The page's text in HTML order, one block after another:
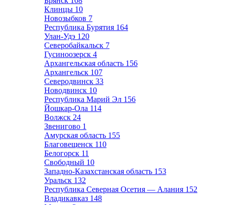
Клинцы 10
Новозыбков 7
Республика Бурятия 164
Улан-Удэ 120
Северобайкальск 7
Гусиноозерск 4
Архангельская область 156
Архангельск 107
Северодвинск 33
Новодвинск 10
Республика Марий Эл 156
Йошкар-Ола 114
Волжск 24
Звенигово 1
Амурская область 155
Благовещенск 110
Белогорск 11
Свободный 10
Западно-Казахстанская область 153
Уральск 132
Республика Северная Осетия — Алания 152
Владикавказ 148